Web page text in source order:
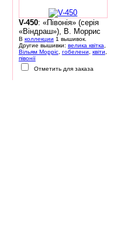
V-450: «Півонія» (серія
«Віндраш»), В. Моррис
В коллекции 1 вышивок.
Другие вышивки: велика квітка,
Вільям Морріс, гобелени, квіти,
півонії
Отметить для заказа